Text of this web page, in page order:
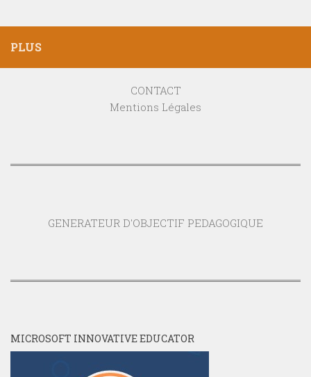
PLUS
CONTACT
Mentions Légales
GENERATEUR D'OBJECTIF PEDAGOGIQUE
MICROSOFT INNOVATIVE EDUCATOR